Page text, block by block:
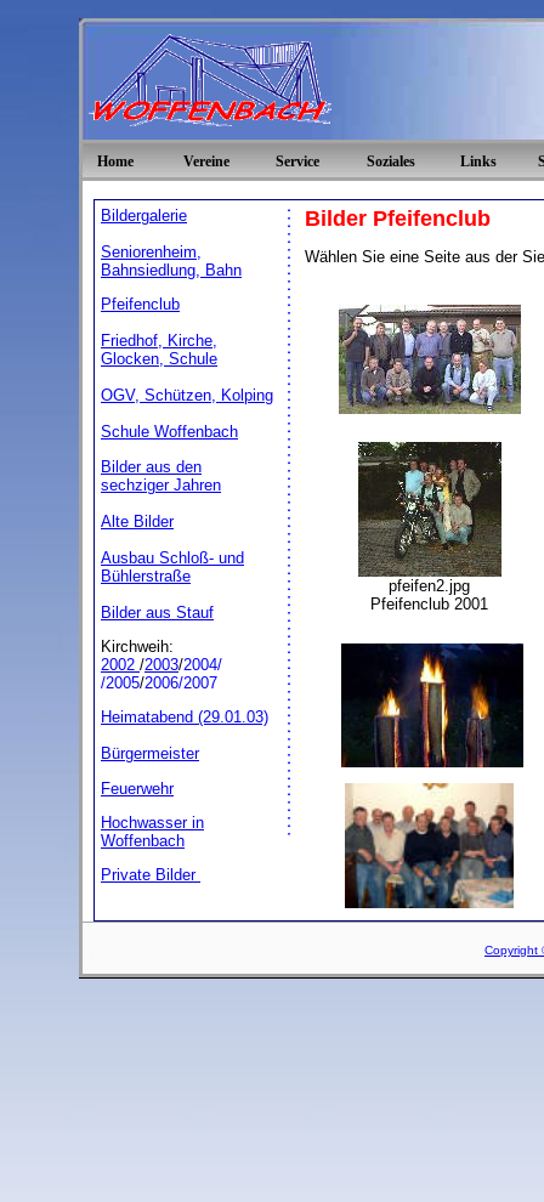
Home Vereine Service Soziales Links
Bildergalerie
Seniorenheim,
Bahnsiedlung, Bahn
Pfeifenclub
Friedhof, Kirche,
Glocken, Schule
OGV, Schützen, Kolping
Schule Woffenbach
Bilder aus den
sechziger Jahren
Alte Bilder
Ausbau Schloß- und
Bühlerstraße
Bilder aus Stauf
Kirchweih:
2002 /2003/2004/
/2005/2006/2007
Heimatabend (29.01.03)
Bürgermeister
Feuerwehr
Hochwasser in
Woffenbach
Private Bilder
Bilder Pfeifenclub
Wählen Sie eine Seite aus der
pfeifen2.jpg
Pfeifenclub 2001
Copyright